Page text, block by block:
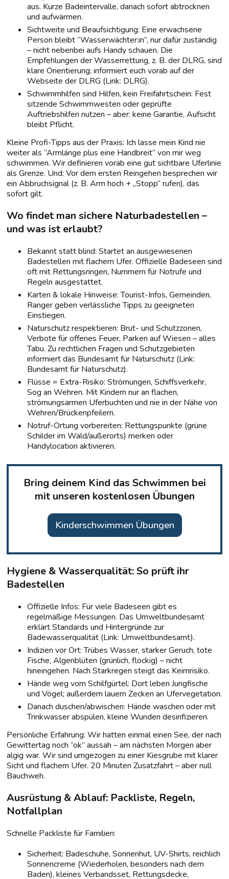
aus. Kurze Badeintervalle, danach sofort abtrocknen
und aufwärmen.
Sichtweite und Beaufsichtigung: Eine erwachsene
Person bleibt “Wasserwächter:in”, nur dafür zuständig
– nicht nebenbei aufs Handy schauen. Die
Empfehlungen der Wasserrettung, z. B. der DLRG, sind
klare Orientierung; informiert euch vorab auf der
Webseite der DLRG (Link: DLRG).
Schwimmhilfen sind Hilfen, kein Freifahrtschein: Fest
sitzende Schwimmwesten oder geprüfte
Auftriebshilfen nutzen – aber: keine Garantie, Aufsicht
bleibt Pflicht.
Kleine Profi-Tipps aus der Praxis: Ich lasse mein Kind nie
weiter als “Armlänge plus eine Handbreit” von mir weg
schwimmen. Wir definieren vorab eine gut sichtbare Uferlinie
als Grenze. Und: Vor dem ersten Reingehen besprechen wir
ein Abbruchsignal (z. B. Arm hoch + „Stopp“ rufen), das
sofort gilt.
Wo findet man sichere Naturbadestellen –
und was ist erlaubt?
Bekannt statt blind: Startet an ausgewiesenen
Badestellen mit flachem Ufer. Offizielle Badeseen sind
oft mit Rettungsringen, Nummern für Notrufe und
Regeln ausgestattet.
Karten & lokale Hinweise: Tourist-Infos, Gemeinden,
Ranger geben verlässliche Tipps zu geeigneten
Einstiegen.
Naturschutz respektieren: Brut- und Schutzzonen,
Verbote für offenes Feuer, Parken auf Wiesen – alles
Tabu. Zu rechtlichen Fragen und Schutzgebieten
informiert das Bundesamt für Naturschutz (Link:
Bundesamt für Naturschutz).
Flüsse = Extra-Risiko: Strömungen, Schiffsverkehr,
Sog an Wehren. Mit Kindern nur an flachen,
strömungsarmen Uferbuchten und nie in der Nähe von
Wehren/Brückenpfeilern.
Notruf-Ortung vorbereiten: Rettungspunkte (grüne
Schilder im Wald/außerorts) merken oder
Handylocation aktivieren.
Bring deinem Kind das Schwimmen bei
mit unseren kostenlosen Übungen
Kinderschwimmen Übungen
Hygiene & Wasserqualität: So prüft ihr
Badestellen
Offizielle Infos: Für viele Badeseen gibt es
regelmäßige Messungen. Das Umweltbundesamt
erklärt Standards und Hintergründe zur
Badewasserqualität (Link: Umweltbundesamt).
Indizien vor Ort: Trübes Wasser, starker Geruch, tote
Fische, Algenblüten (grünlich, flockig) – nicht
hineingehen. Nach Starkregen steigt das Keimrisiko.
Hände weg vom Schilfgürtel: Dort leben Jungfische
und Vögel; außerdem lauern Zecken an Ufervegetation.
Danach duschen/abwischen: Hände waschen oder mit
Trinkwasser abspülen, kleine Wunden desinfizieren.
Persönliche Erfahrung: Wir hatten einmal einen See, der nach
Gewittertag noch “ok” aussah – am nächsten Morgen aber
algig war. Wir sind umgezogen zu einer Kiesgrube mit klarer
Sicht und flachem Ufer. 20 Minuten Zusatzfahrt – aber null
Bauchweh.
Ausrüstung & Ablauf: Packliste, Regeln,
Notfallplan
Schnelle Packliste für Familien:
Sicherheit: Badeschuhe, Sonnenhut, UV-Shirts, reichlich
Sonnencreme (Wiederholen, besonders nach dem
Baden), kleines Verbandsset, Rettungsdecke,